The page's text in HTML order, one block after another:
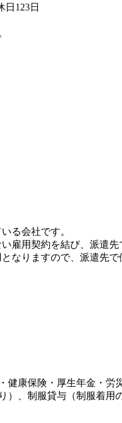
123日
る会社です。
雇用契約を結び、派遣先
なりますので、派遣先
康保険・厚生年金・労
、制服貸与（制服着用